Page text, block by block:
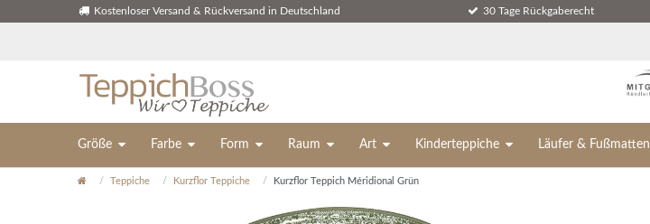
Kostenloser Versand & Rückversand in Deutschland 30 Tage Rückgaberecht
Größe Farbe Form Raum Art Kinderteppiche Läufer & Fußmatten
Teppiche Kurzflor Teppiche Kurzflor Teppich Méridional Grün